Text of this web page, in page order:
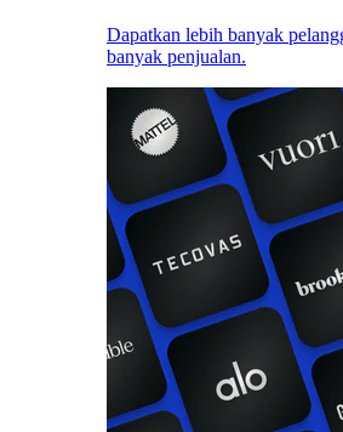
Dapatkan lebih banyak
banyak penjualan.